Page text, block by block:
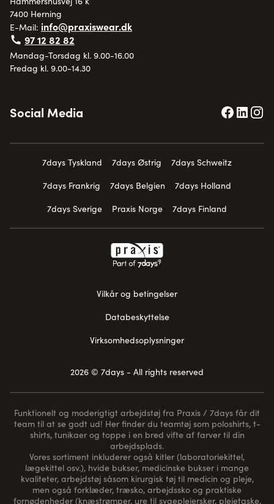
7400 Herning
E-Mail: info@praxiswear.dk
97 12 82 82
Mandag-Torsdag kl. 9.00-16.00
Fredag kl. 9.00-14.30
Social Media
7days Tyskland 7days Østrig
7days Schweitz
7days Frankrig
7days Belgien
7days Holland
7days Sverige
Praxis Norge 7days Finland
Vilkår og betingelser
Databeskyttelse
Virksomhedsoplysninger
2026 © 7days - All rights reserved
Funktionelt og moderigtigt arbejdstøj fra Praxis / 7days får dit
team til at se godt ud! Her finder du teamtøj som poloshirts, t-
shirts, tunikaer og toppe i en bred vifte af farver til din
arbejdsplads.
Vores sortiment inkluderer også kitler (laboratoriekittel,
lægekittel osv.), hvide bukser, medicinske bukser i mange
kvaliteter, arbejdstøj såsom kirurgisk tøj til medicin og pleje,
men også forklæder, træsko, arbejdssko og praktiske
fornødenheder (knæstrømper, ure til sygeplejersker, plejetaske,